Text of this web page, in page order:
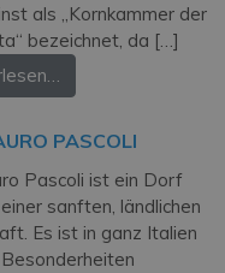
als „Kornkammer der
bezeichnet, da […]
PASCOLI
Pascoli ist ein Dorf
sanften, ländlichen
Es ist in ganz Italien